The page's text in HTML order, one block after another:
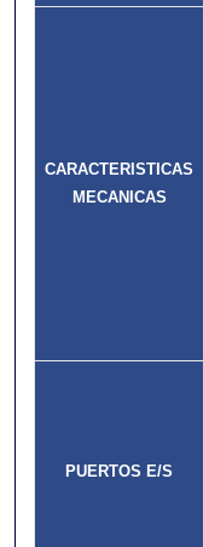
CARACTERISTICAS
MECANICAS
PUERTOS E/S